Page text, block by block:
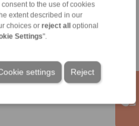
consent to the use of cookies
extent described in our
choices or reject all
optional
Settings".
Reject
settings